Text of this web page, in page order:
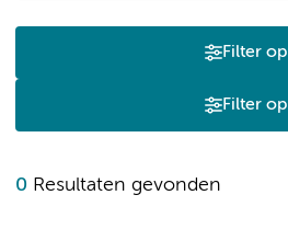
Filter op
Filter op
0 Resultaten gevonden